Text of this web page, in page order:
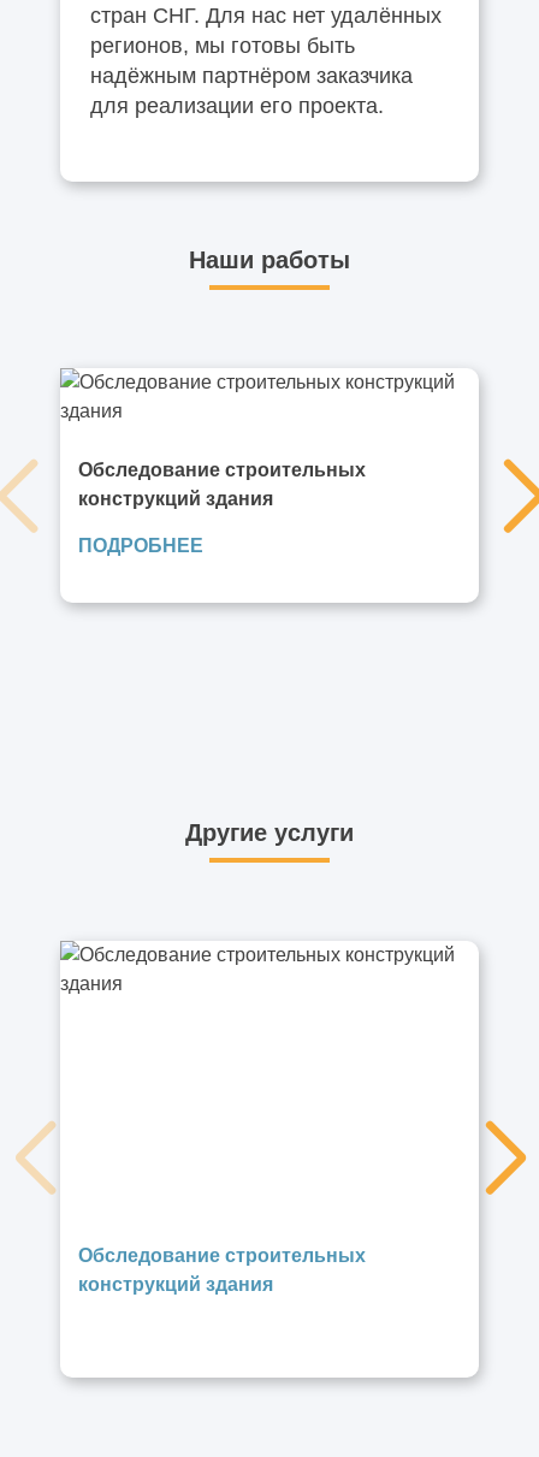
стран СНГ. Для нас нет удалённых
регионов, мы готовы быть
надёжным партнёром заказчика
для реализации его проекта.
Наши работы
Обследование строительных
конструкций здания
ПОДРОБНЕЕ
Другие услуги
Обследование строительных
конструкций здания